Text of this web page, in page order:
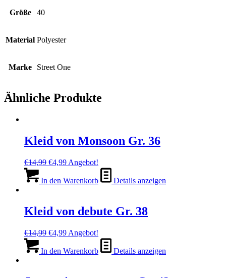
Größe 40
Material Polyester
Marke Street One
Ähnliche Produkte
Kleid von Monsoon Gr. 36
€14,99 Ursprünglicher
war:
€4,99Aktueller
ist:
Angebot!
In den Warenkorb Details anzeigen
Kleid von debute Gr. 38
€14,99 Ursprünglicher
war:
€4,99Aktueller
ist:
Angebot!
In den Warenkorb Details anzeigen